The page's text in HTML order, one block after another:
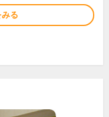
る